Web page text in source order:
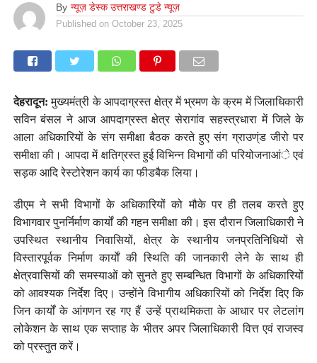
By न्यूज़ डेस्क उत्तराखण्ड टुडे न्यूज़
Published on October 23, 2025
देहरादून: मुख्यमंत्री के आपदाग्रस्त क्षेत्र में भ्रमण के क्रम में जिलाधिकारी
सविन बंसल ने आज आपदाग्रस्त क्षेत्र सेरागांव सहस्त्रधारा में जिले के
आला अधिकारियों के संग समीक्षा बैठक करते हुए संग ग्राउण्ंड जीरो पर
समीक्षा की। आपदा में क्षतिग्रस्त हुई विभिन्न विभागों की परियोजनाआंे एवं
सड़क आदि रेस्टोरेशन कार्य का फीडबैक लिया।
डीएम ने सभी विभागों के अधिकारियों को मौके पर ही तलब करते हुए
विभागवार पुनर्निर्माण कार्यों की गहन समीक्षा की। इस दौरान जिलाधिकारी ने
उपस्थित स्थानीय निवासियों, क्षेत्र के स्थानीय जनप्रतिनिधियों से
विस्तारपूर्वक निर्माण कार्याें की स्थिति की जानकारी लेने के साथ ही
क्षेत्रवासियों की समस्याओं को सुनते हुए सम्बन्धित विभागों के अधिकारियों
को आवश्यक निर्देश दिए। उन्होंने विभागीय अधिकारियों को निर्देश दिए कि
जिन कार्यों के आंगणन रह गए हैं उन्हें प्राथमिकता के आधार पर लेटलांग
लोकेशन के साथ एक सप्ताह के भीतर अपर जिलाधिकारी वित्त एवं राजस्व
को प्रस्तुत करें।